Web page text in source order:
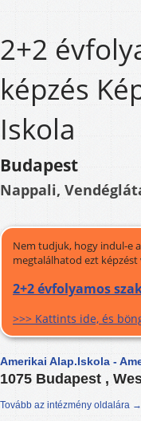
2+2
képzés
Iskola
Budapest
Nappali,
Nem tudjuk, hogy indul-e
megtalálhatod ezt
2+2 évfolyamos
>>> Kattints ide, és
Amerikai Alap.Iskola -
1075 Budapest ,
Tovább az intézmény oldalára →